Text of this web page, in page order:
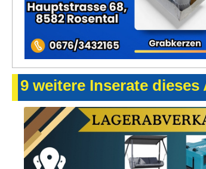
9 weitere Inserate dieses